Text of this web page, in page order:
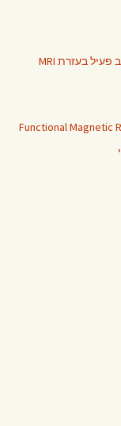
גדוליניום ב-MRI- מה לעשות כאשר יש צורך במעקב פעיל בעזרת MRI